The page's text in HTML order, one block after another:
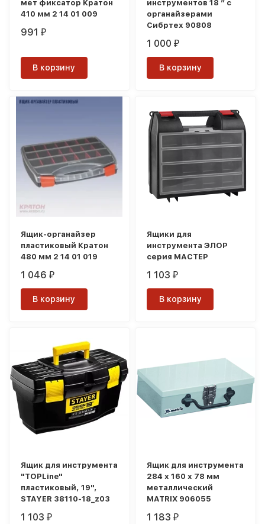
мет фиксатор Кратон
410 мм 2 14 01 009
991₽
В корзину
инструментов 18 ” с
органайзерами
Сибртех 90808
1 000₽
В корзину
Ящик-органайзер
пластиковый Кратон
480 мм 2 14 01 019
1 046₽
В корзину
Ящики для
инструмента ЭЛОР
серия МАСТЕР
1 103₽
В корзину
Ящик для инструмента
"TOPLine"
пластиковый, 19",
STAYER 38110-18_z03
1 103₽
Ящик для инструмента
284 х 160 х 78 мм
металлический
MATRIX 906055
1 183₽